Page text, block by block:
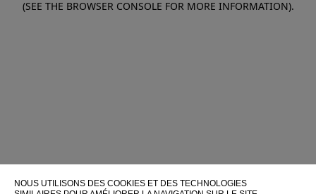
(SEE THE BROWSER CONSOLE FOR MORE INFORMATION).
NOUS UTILISONS DES COOKIES ET DES TECHNOLOGIES